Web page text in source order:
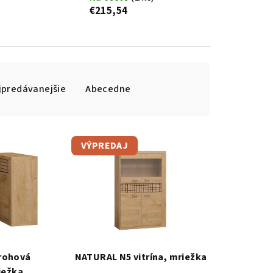
€215,54
Abecedne
VÝPREDAJ
NATURAL N5 vitrína, mriežka